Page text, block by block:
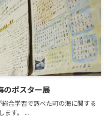
ポスター展
合学習で調べた町の海に関する
ます。 ...